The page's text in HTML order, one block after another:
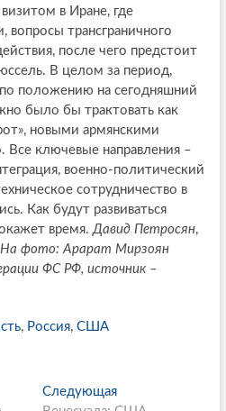
в Иране, где
вопросы трансграничного
после чего предстоит
В целом за период,
положению на сегодняшний
было бы трактовать как
новыми армянскими
Все ключевые направления –
военно-политический
сотрудничество в
Как будут развиваться
время.Давид Петросян,
На фото: Арарат Мирзоян
ФС РФ, источник –
, Россия, США
Следующая